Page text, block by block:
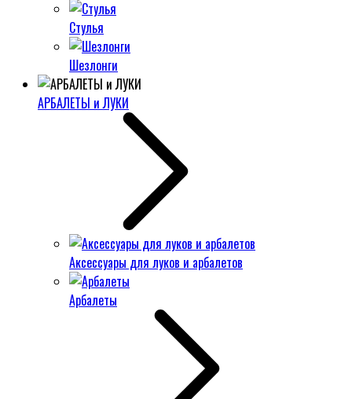
Стулья
Шезлонги
АРБАЛЕТЫ и ЛУКИ
Аксессуары для луков и арбалетов
Арбалеты